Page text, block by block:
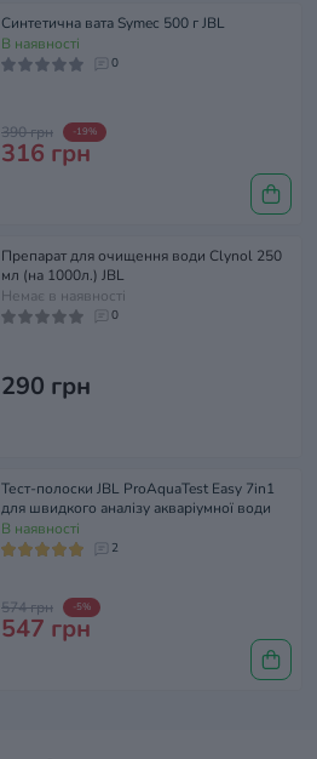
Синтетична вата Symec 500 г JBL
В наявності
0
390 грн -19%
316 грн
Препарат для очищення води Clynol 250
мл (на 1000л.) JBL
Немає в наявності
0
290 грн
Тест-полоски JBL ProAquaTest Easy 7in1
для швидкого аналізу акваріумної води
В наявності
2
574 грн -5%
547 грн